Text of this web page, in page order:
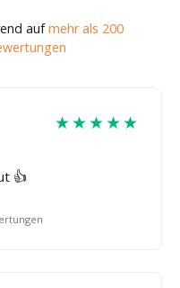
aufmehr als 200
★★★★★
👍